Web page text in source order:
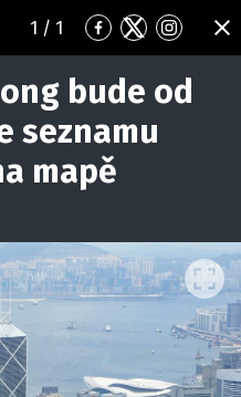
1 / 1
Přejít
na
Facebook
Přejít
na
Twitter
Přejít
na
bude od
seznamu
mapě